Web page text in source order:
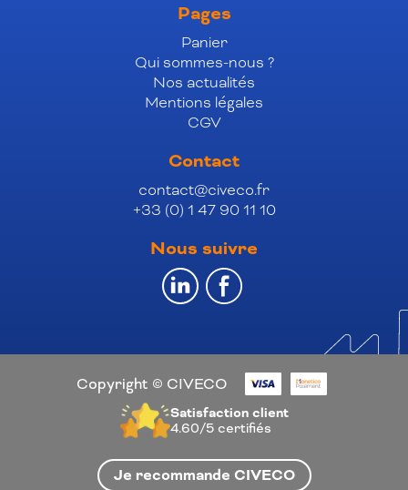
Pages
Panier
Qui sommes-nous ?
Nos actualités
Mentions légales
CGV
Contact
contact@civeco.fr
+33 (0) 1 47 90 11 10
Nous suivre
Copyright © CIVECO
Satisfaction client
4.60/5certifiés
Je recommande CIVECO